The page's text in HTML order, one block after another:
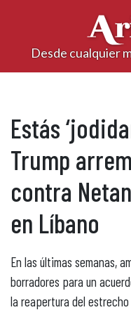
Desde cualquier
Estás
Trump
contra
en Líbano
En las últimas semanas,
borradores para un
la reapertura del estrecho